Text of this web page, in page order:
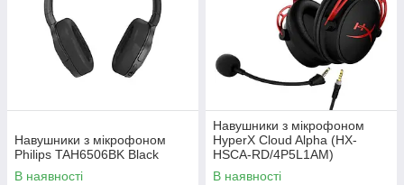
Навушники з мікрофоном
Philips TAH6506BK Black
В наявності
Навушники з мікрофоном
HyperX Cloud Alpha (HX-
HSCA-RD/4P5L1AM)
В наявності